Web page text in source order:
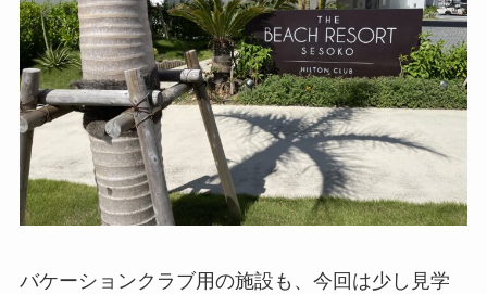
バケーションクラブ用の施設も、今回は少し見学